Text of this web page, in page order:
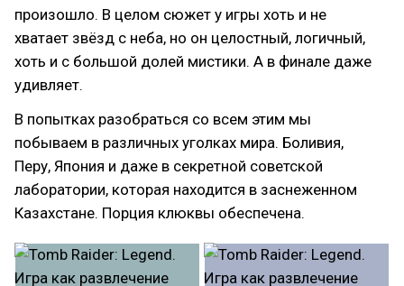
произошло. В целом сюжет у игры хоть и не
хватает звёзд с неба, но он целостный, логичный,
хоть и с большой долей мистики. А в финале даже
удивляет.
В попытках разобраться со всем этим мы
побываем в различных уголках мира. Боливия,
Перу, Япония и даже в секретной советской
лаборатории, которая находится в заснеженном
Казахстане. Порция клюквы обеспечена.